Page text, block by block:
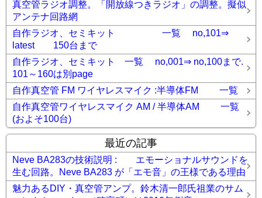
真空管ラジオ調整。「開放線つきラジオ」の調整。擬似
アンテナ回路網
自作ラジオ、セミキット 一覧 no,101⇒
latest 150台まで
自作ラジオ、セミキット 一覧 no,001⇒ no,100まで.
101～160は別page
自作真空管 FM ワイヤレスマイク :半導体FM 一覧
自作真空管ワイヤレスマイク AM / 半導体AM 一覧
(およそ100台)
最近の記事
Neve BA283の技術説明 : エモーショナルサウンドを
生む回路。Neve BA283 が「エモ音」の王様である理由
魅力あるDIY・真空管アンプ。鈴木清一郎氏祖業のサム